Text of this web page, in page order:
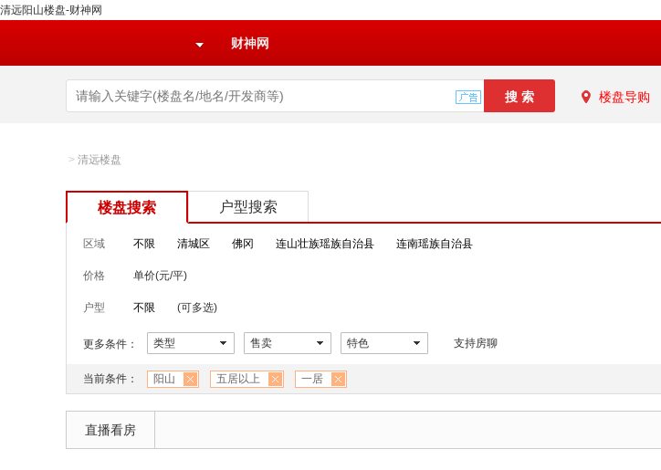
清远阳山楼盘-财神网
财神网
楼盘导购
> 清远楼盘
楼盘搜索 户型搜索
区域 不限 清城区 佛冈 连山壮族瑶族自治县 连南瑶族自治县
价格 单价(元/平)
户型 不限 (可多选)
更多条件： 类型 售卖 特色 支持房聊
当前条件： 阳山 五居以上 一居
直播看房